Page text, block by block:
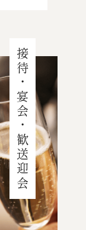
接待・宴会・歓送迎会